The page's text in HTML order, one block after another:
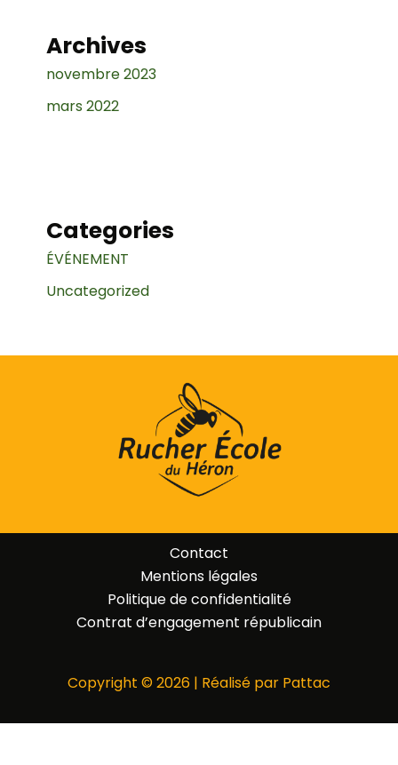
Archives
novembre 2023
mars 2022
Categories
ÉVÉNEMENT
Uncategorized
Contact
Mentions légales
Politique de confidentialité
Contrat d’engagement républicain
Copyright © 2026 | Réalisé par Pattac